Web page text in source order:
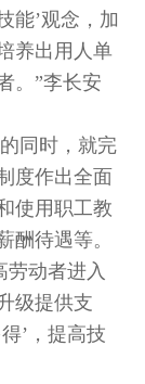
能’观念，加
养出用人单
。”李长安
同时，就完
度作出全面
使用职工教
酬待遇等。
劳动者进入
级提供支
’，提高技